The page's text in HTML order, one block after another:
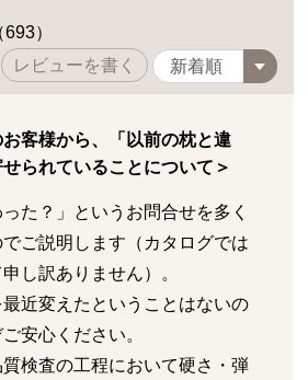
693）
レビューを書く
客様から、「以前の枕と違
られていることについて＞
った？」というお問合せを多く
ご説明します（カタログでは
し訳ありません）。
近変えたということはないの
安心ください。
検査の工程において硬さ・弾